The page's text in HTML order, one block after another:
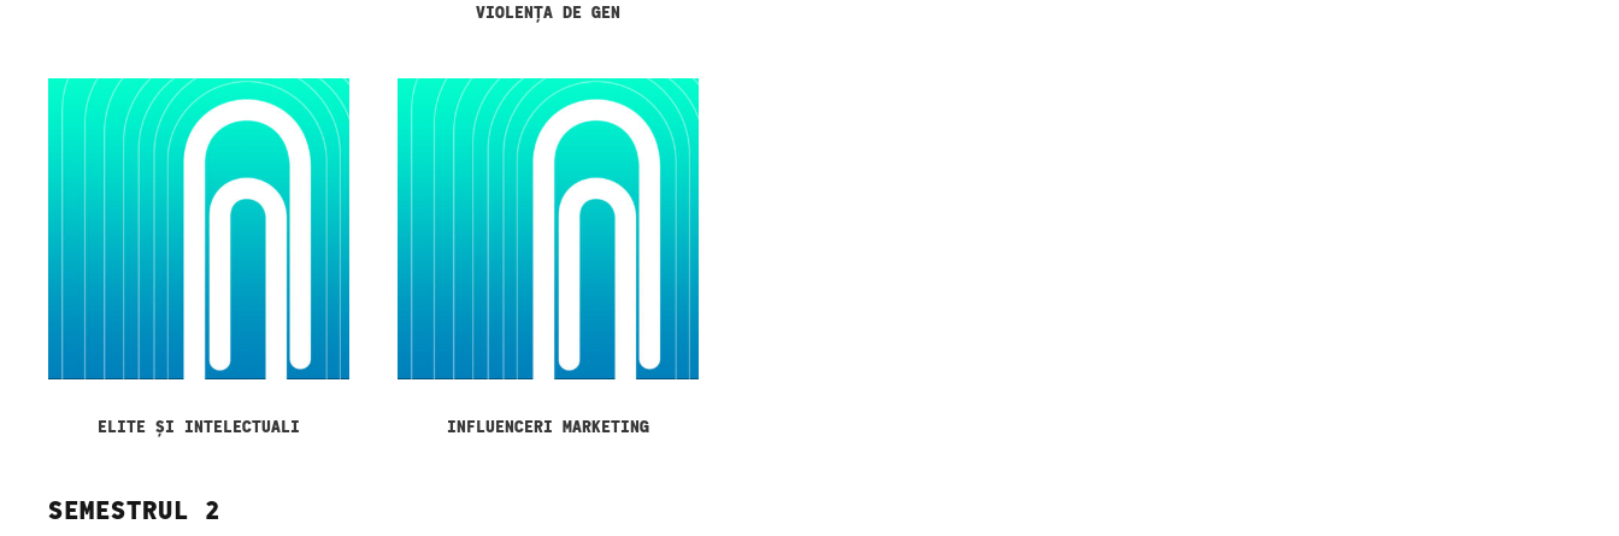
VIOLENȚA DE GEN
ELITE ȘI INTELECTUALI INFLUENCERI MARKETING
SEMESTRUL 2